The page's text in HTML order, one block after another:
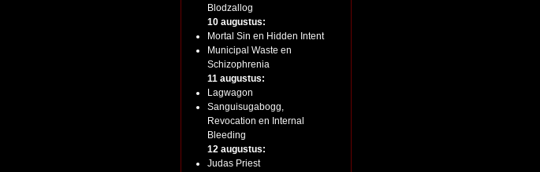
Blodzallog
10 augustus:
Mortal Sin en Hidden Intent
Municipal Waste en
Schizophrenia
11 augustus:
Lagwagon
Sanguisugabogg,
Revocation en Internal
Bleeding
12 augustus:
Judas Priest